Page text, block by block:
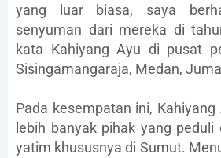
yang luar biasa, saya
senyuman dari mereka di
kata Kahiyang Ayu di pusat
Sisingamangaraja, Medan,
Pada kesempatan ini,
lebih banyak pihak yang peduli
yatim khususnya di Sumut.